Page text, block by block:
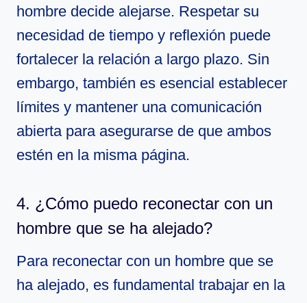
hombre decide alejarse. Respetar su
necesidad de tiempo y reflexión puede
fortalecer la relación a largo plazo. Sin
embargo, también es esencial establecer
límites y mantener una comunicación
abierta para asegurarse de que ambos
estén en la misma página.
4. ¿Cómo puedo reconectar con un
hombre que se ha alejado?
Para reconectar con un hombre que se
ha alejado, es fundamental trabajar en la